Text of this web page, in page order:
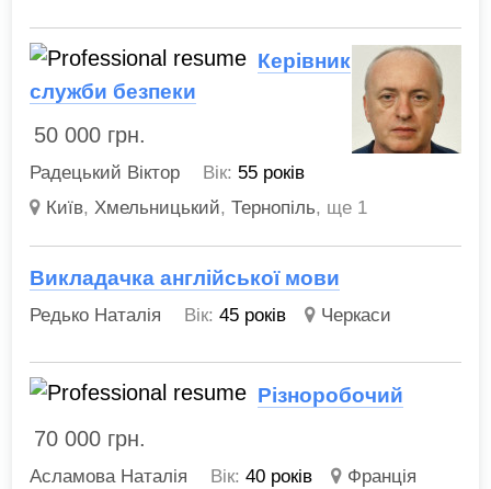
Керівник
служби безпеки
50 000 грн.
Радецький Віктор Вік: 55 років
Київ, Хмельницький,Тернопіль, ще 1
Викладачка англійської мови
Редько Наталія Вік: 45 років Черкаси
Різноробочий
70 000 грн.
Асламова Наталія Вік: 40 років Франція